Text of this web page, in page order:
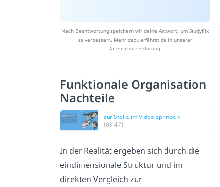
Nach Beantwortung speichern wir deine Antwort, um Studyflix
zu verbessern. Mehr dazu erfährst du in unserer
Datenschutzerklärung.
Funktionale Organisation
Nachteile
zur Stelle im Video springen
(03:47)
In der Realität ergeben sich durch die
eindimensionale Struktur und im
direkten Vergleich zur